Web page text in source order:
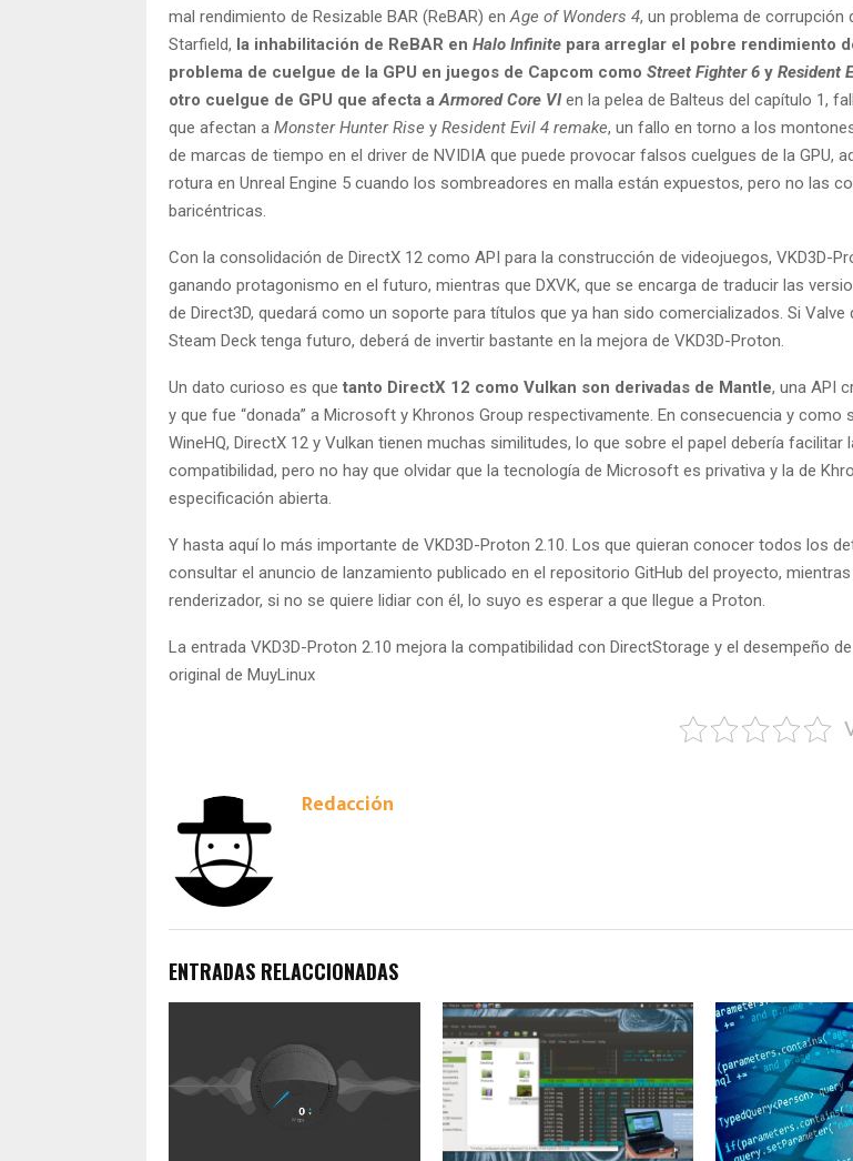
mal rendimiento de Resizable BAR (ReBAR) enAge of Wonders 4, un problema de corrupción
Starfield, la inhabilitación de ReBAR en Halo Infinite para arreglar el pobre rendimiento
problema de cuelgue de la GPU en juegos de Capcom como Street Fighter 6 y Resident
otro cuelgue de GPU que afecta aArmored Core VIen la pelea de Balteus del capítulo 1,
que afectan a Monster Hunter Rise y Resident Evil 4 remake, un fallo en torno a los
de marcas de tiempo en el driver de NVIDIA que puede provocar falsos cuelgues de la GPU,
rotura en Unreal Engine 5 cuando los sombreadores en malla están expuestos, pero no las
baricéntricas.
Con la consolidación de DirectX 12 como API para la construcción de videojuegos, VKD3D-
ganando protagonismo en el futuro, mientras que DXVK, que se encarga de traducir las
de Direct3D, quedará como un soporte para títulos que ya han sido comercializados. Si Valve
Steam Deck tenga futuro, deberá de invertir bastante en la mejora de VKD3D-Proton.
Un dato curioso es que tanto DirectX 12 como Vulkan son derivadas de Mantle, una API
y que fue “donada” a Microsoft y Khronos Group respectivamente. En consecuencia y como
WineHQ, DirectX 12 y Vulkan tienen muchas similitudes, lo que sobre el papel debería facilitar
compatibilidad, pero no hay que olvidar que la tecnología de Microsoft es privativa y la de
especificación abierta.
Y hasta aquí lo más importante de VKD3D-Proton 2.10. Los que quieran conocer todos los
consultar el anuncio de lanzamiento publicado en el repositorio GitHub del proyecto, mientras
renderizador, si no se quiere lidiar con él, lo suyo es esperar a que llegue a Proton.
La entrada VKD3D-Proton 2.10 mejora la compatibilidad con DirectStorage y el desempeño
original de MuyLinux
Redacción
ENTRADAS RELACCIONADAS